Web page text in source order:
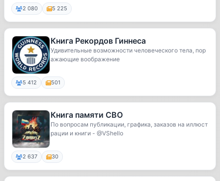
2 080 5 225
Книга Рекордов Гиннеса
Удивительные возможности человеческого тела, пор
ажающие воображение
5 412 501
Книга памяти СВО
По вопросам публикации, графика, заказов на иллюст
рации и книги - @VShello
2 637 30